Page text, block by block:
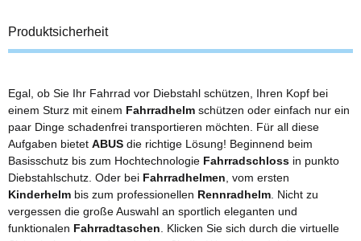
Produktsicherheit
Egal, ob Sie Ihr Fahrrad vor Diebstahl schützen, Ihren Kopf bei
einem Sturz mit einem Fahrradhelm schützen oder einfach nur ein
paar Dinge schadenfrei transportieren möchten. Für all diese
Aufgaben bietet ABUS die richtige Lösung! Beginnend beim
Basisschutz bis zum Hochtechnologie Fahrradschloss in punkto
Diebstahlschutz. Oder bei Fahrradhelmen , vom ersten
Kinderhelm bis zum professionellen Rennradhelm . Nicht zu
vergessen die große Auswahl an sportlich eleganten und
funktionalen Fahrradtaschen . Klicken Sie sich durch die virtuelle